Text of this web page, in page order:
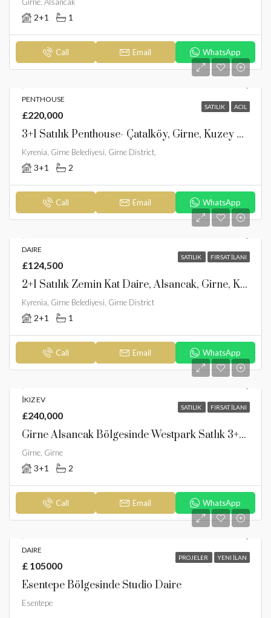
2+1 1
Call Email WhatsApp
SATILIK ACIL
PENTHOUSE
£220,000
3+1 Satılık Penthouse- Çatalköy, Girne, Kuzey Kıbrıs
Kyrenia, Girne Belediyesi, Girne District,
3+1 2
Call Email WhatsApp
SATILIK FIRSAT İLANI
DAIRE
£124,500
2+1 Satılık Zemin Kat Daire, Alsancak, Girne, Kuzey Kıbrıs
Kyrenia, Girne Belediyesi, Girne District
2+1 1
Call Email WhatsApp
SATILIK FIRSAT İLANI
İKIZ EV
£240,000
Girne Alsancak Bölgesinde Westpark Satlık 3+1 Ikiz Villa
Girne, Girne
3+1 2
Call Email WhatsApp
PROJELER YENI İLAN
DAIRE
£ 105000
Esentepe Bölgesinde Studio Daire
Esentepe